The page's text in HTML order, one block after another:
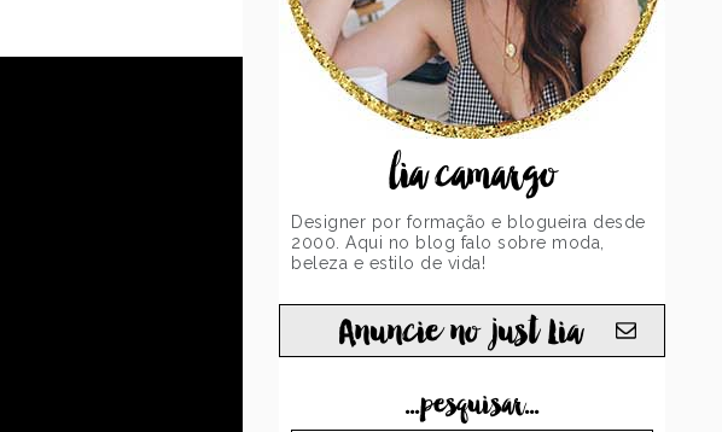
GINGHAM
lia camargo
Designer por formação e blogueira desde
2000. Aqui no blog falo sobre moda,
beleza e estilo de vida!
Anuncie no just Lia
...pesquisar...